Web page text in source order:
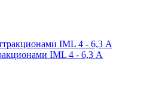
IML 4 - 6,3 А